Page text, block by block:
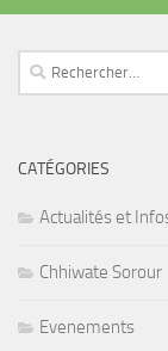
Rechercher :
CATÉGORIES
Actualités et
Chhiwate Sorour
Evenements